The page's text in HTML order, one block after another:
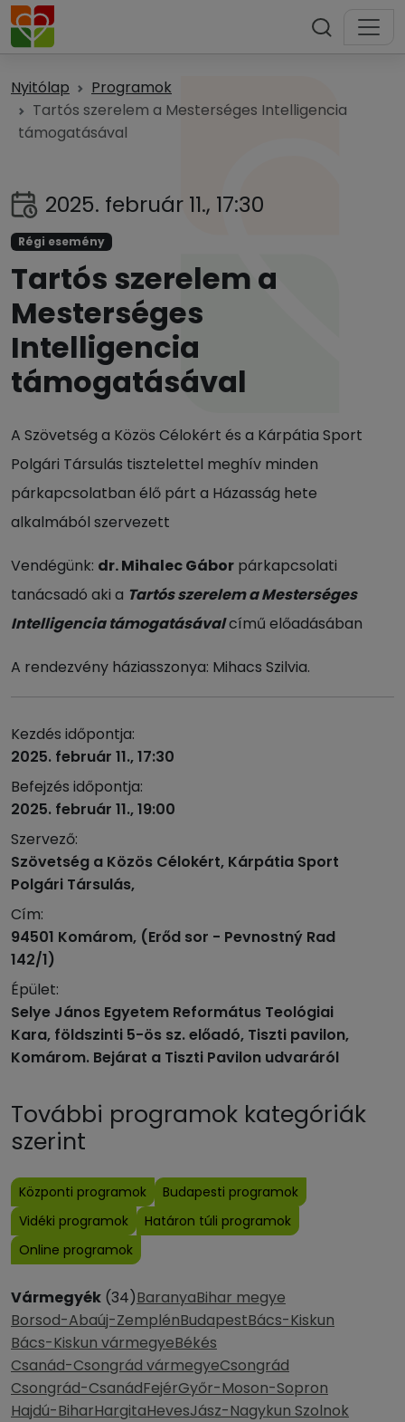
Nyitólap
Programok
Tartós szerelem a Mesterséges Intelligencia
támogatásával
2025. február 11., 17:30
Régi esemény
Tartós szerelem a
Mesterséges
Intelligencia
támogatásával
A Szövetség a Közös Célokért és a Kárpátia Sport
Polgári Társulás tisztelettel meghív minden
párkapcsolatban élő párt a Házasság hete
alkalmából szervezett
Vendégünk: dr. Mihalec Gábor párkapcsolati
tanácsadó aki a Tartós szerelem a Mesterséges
Intelligencia támogatásávalcímű előadásában
A rendezvény háziasszonya: Mihacs Szilvia.
Kezdés időpontja:
2025. február 11., 17:30
Befejzés időpontja:
2025. február 11., 19:00
Szervező:
Szövetség a Közös Célokért, Kárpátia Sport
Polgári Társulás,
Cím:
94501 Komárom, (Erőd sor - Pevnostný Rad
142/1)
Épület:
Selye János Egyetem Református Teológiai
Kara, földszinti 5-ös sz. előadó, Tiszti pavilon,
Komárom. Bejárat a Tiszti Pavilon udvaráról
További programok kategóriák
szerint
Központi programok
Budapesti programok
Vidéki programok
Határon túli programok
Online programok
Vármegyék (34)BaranyaBihar megye
Borsod-Abaúj-ZemplénBudapestBács-Kiskun
Bács-Kiskun vármegyeBékés
Csanád-Csongrád vármegyeCsongrád
Csongrád-CsanádFejérGyőr-Moson-Sopron
Hajdú-BiharHargitaHevesJász-Nagykun Szolnok